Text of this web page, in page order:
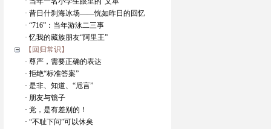
· 昔日什刹海冰场——恍如昨日的回忆
· “716”：当年游泳二三事
· 忆我的藏族朋友“阿里王”
【回归常识】
· 尊严，需要正确的表达
· 拒绝“标准答案”
· 是非、知道、“卮言”
· 朋友与镜子
· 党，是有差别的！
· “不耻下问”可以休矣